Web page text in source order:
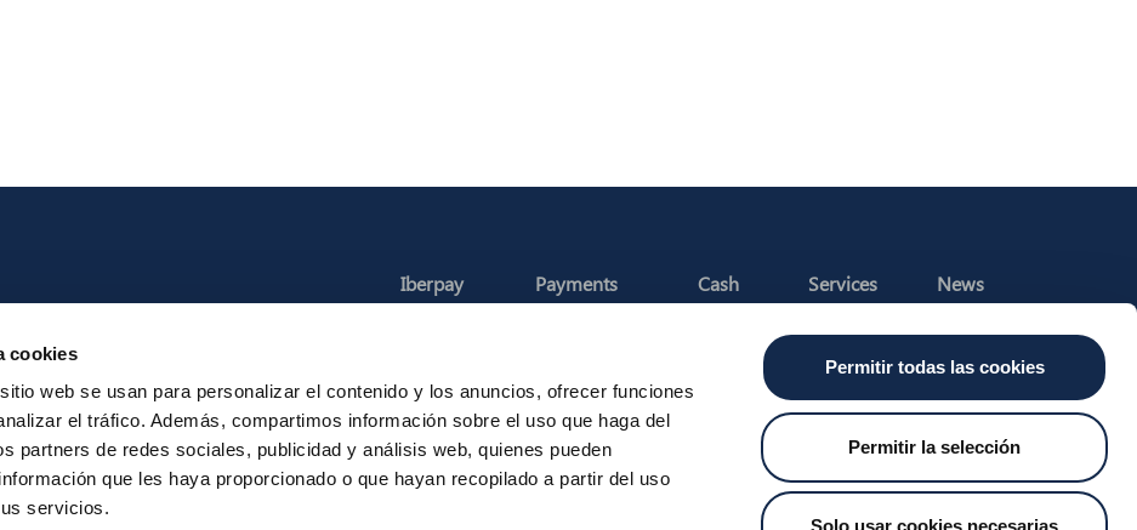
cookies
web se usan para personalizar el contenido y los anuncios, ofrecer funciones
el tráfico. Además, compartimos información sobre el uso que haga del
partners de redes sociales, publicidad y análisis web, quienes pueden
que les haya proporcionado o que hayan recopilado a partir del uso
servicios.
Permitir todas las cookies
Permitir la selección
Solo usar cookies necesarias
Iberpay Payments
RTP
Cash Services
Payguard
Account Switching
News
Legal Notice Privacy Security Contact Us Job Vacancies Whistleblower Channel MyCase